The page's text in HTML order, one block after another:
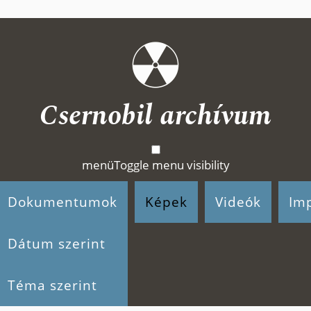
Csernobil archívum
menüToggle menu visibility
Dokumentumok
Dátum szerint
Téma szerint
Képek Videók